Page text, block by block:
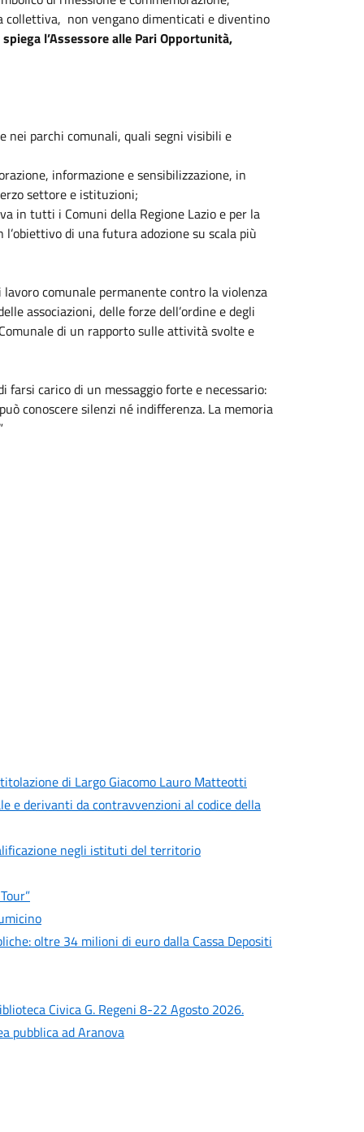
collettiva, non vengano dimenticati e diventino
spiega l’Assessore alle Pari Opportunità,
nei parchi comunali, quali segni visibili e
informazione e sensibilizzazione, in
settore e istituzioni;
in tutti i Comuni della Regione Lazio e per la
di una futura adozione su scala più
comunale permanente contro la violenza
associazioni, delle forze dell’ordine e degli
di un rapporto sulle attività svolte e
farsi carico di un messaggio forte e necessario:
conoscere silenzi né indifferenza. La memoria
di Largo Giacomo Lauro Matteotti
e derivanti da contravvenzioni al codice della
negli istituti del territorio
oltre 34 milioni di euro dalla Cassa Depositi
Civica G. Regeni 8-22 Agosto 2026.
pubblica ad Aranova